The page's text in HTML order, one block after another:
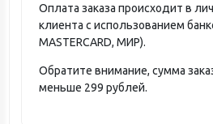
Оплата заказа происходит в
клиента с использованием
MASTERCARD, МИР).
Обратите внимание, сумма
меньше 299 рублей.